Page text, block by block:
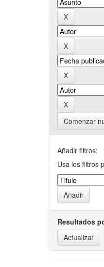
Comenzar
Añadir filtros:
Usa los filtros
Resultados